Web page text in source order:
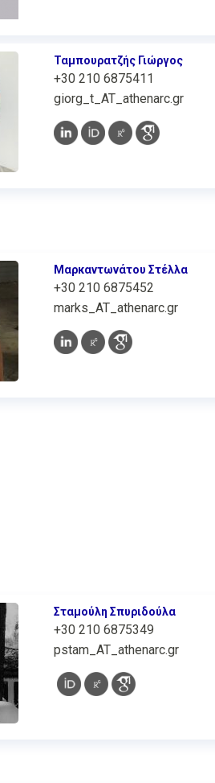
Ταμπουρατζής Γιώργος
+30 210 6875411
giorg_t_AT_athenarc.gr
Μαρκαντωνάτου Στέλλα
+30 210 6875452
marks_AT_athenarc.gr
Σταμούλη Σπυριδούλα
+30 210 6875349
pstam_AT_athenarc.gr